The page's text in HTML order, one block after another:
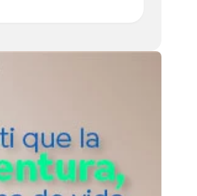
cuáles son y cuál es el